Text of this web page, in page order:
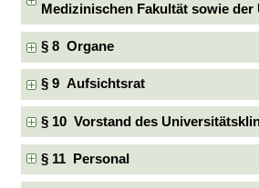
Medizinischen Fakultät sowie der
§ 8 Organe
§ 9 Aufsichtsrat
§ 10 Vorstand des
§ 11 Personal